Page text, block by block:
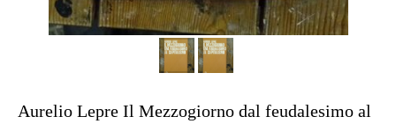
Aurelio Lepre Il Mezzogiorno dal feudalesimo al